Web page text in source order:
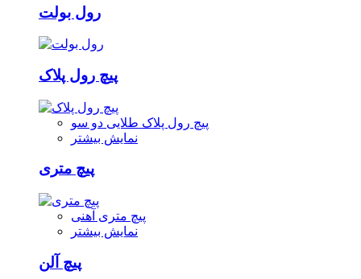
رول بولت
پیچ رول پلاک
پیچ رول پلاک طلایی دو سو
نمایش بیشتر
پیچ متری
پیچ متری آهنی
نمایش بیشتر
پیچ آلن